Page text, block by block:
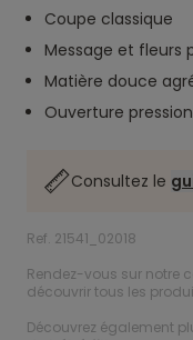
Coupe classique
Message et fleurs
Matière douce
Ouverture
Consultez le
Ref. 21541_02018
Rendez-vous sur notre
découvrir tous les
Découvrez également